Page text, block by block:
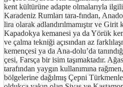
kent kültürüne adapte olmalarıyla
Karadeniz Rumları tara-fından,
lira olarak adlandırılmamıştır ve Girit
Kapadokya kemanesi ya da Yörük
ve çalma tekniği açısından az
kemençesi ya da Ana-dolu’da
çesi, Farsça bir isim taşımaktadır.
tarafından yaygın kullanımına
bölgelerine dağılmış Çepni